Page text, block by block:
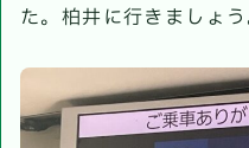
た。柏井に行きましょう